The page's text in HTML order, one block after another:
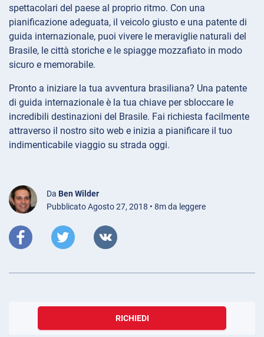
spettacolari del paese al proprio ritmo. Con una
pianificazione adeguata, il veicolo giusto e una patente di
guida internazionale, puoi vivere le meraviglie naturali del
Brasile, le città storiche e le spiagge mozzafiato in modo
sicuro e memorabile.
Pronto a iniziare la tua avventura brasiliana? Una patente
di guida internazionale è la tua chiave per sbloccare le
incredibili destinazioni del Brasile. Fai richiesta facilmente
attraverso il nostro sito web e inizia a pianificare il tuo
indimenticabile viaggio su strada oggi.
Da Ben Wilder
Pubblicato Agosto 27, 2018 • 8m da leggere
RICHIEDI